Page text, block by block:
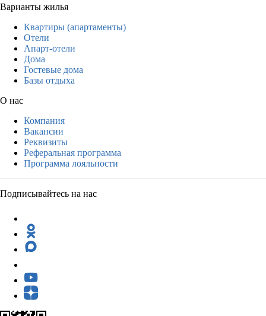
Варианты жилья
Квартиры (апартаменты)
Отели
Апарт-отели
Дома
Гостевые дома
Базы отдыха
О нас
Компания
Вакансии
Реквизиты
Реферальная программа
Программа лояльности
Подписывайтесь на нас